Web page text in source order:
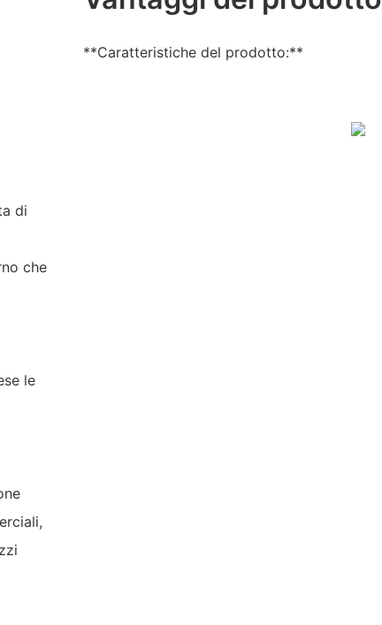
**Caratteristiche del prodotto:**
di
che
le